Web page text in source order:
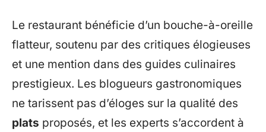
Le restaurant bénéficie d’un bouche-à-oreille
flatteur, soutenu par des critiques élogieuses
et une mention dans des guides culinaires
prestigieux. Les blogueurs gastronomiques
ne tarissent pas d’éloges sur la qualité des
plats proposés, et les experts s’accordent à